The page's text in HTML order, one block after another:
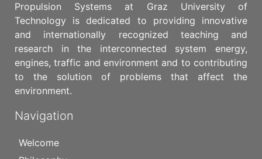
Propulsion Systems at Graz University of
Technology is dedicated to providing innovative
and internationally recognized teaching and
research in the interconnected system energy,
engines, traffic and environment and to contributing
to the solution of problems that affect the
environment.
Navigation
Welcome